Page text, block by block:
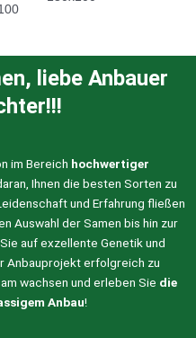
liebe Anbauer
im Bereich hochwertiger
Ihnen die besten Sorten zu
und Erfahrung fließen
Auswahl der Samen bis hin zur
Sie auf exzellente Genetik und
Anbauprojekt erfolgreich zu
wachsen und erleben Sie die
Anbau!